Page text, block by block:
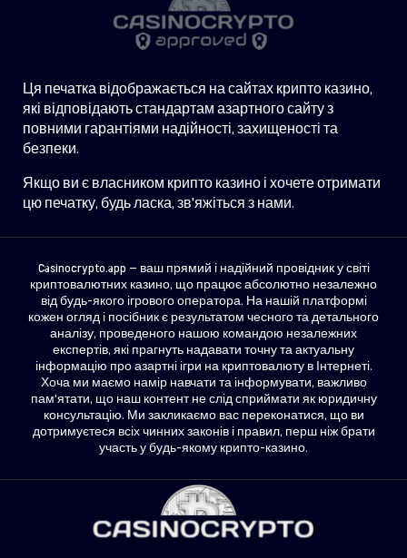
Ця печатка відображається на сайтах крипто казино,
які відповідають стандартам азартного сайту з
повними гарантіями надійності, захищеності та
безпеки.
Якщо ви є власником крипто казино і хочете отримати
цю печатку, будь ласка, зв'яжіться з нами.
Casinocrypto.app — ваш прямий і надійний провідник у світі
криптовалютних казино, що працює абсолютно незалежно
від будь-якого ігрового оператора. На нашій платформі
кожен огляд і посібник є результатом чесного та детального
аналізу, проведеного нашою командою незалежних
експертів, які прагнуть надавати точну та актуальну
інформацію про азартні ігри на криптовалюту в Інтернеті.
Хоча ми маємо намір навчати та інформувати, важливо
пам'ятати, що наш контент не слід сприймати як юридичну
консультацію. Ми закликаємо вас переконатися, що ви
дотримуєтеся всіх чинних законів і правил, перш ніж брати
участь у будь-якому крипто-казино.